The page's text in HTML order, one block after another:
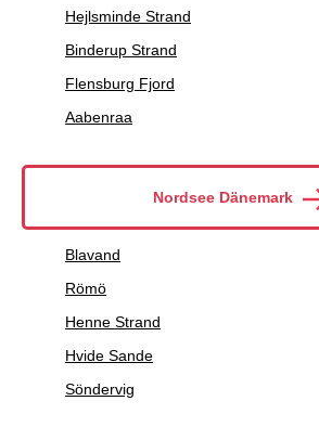
Hejlsminde Strand
Binderup Strand
Flensburg Fjord
Aabenraa
Nordsee Dänemark
Blavand
Römö
Henne Strand
Hvide Sande
Söndervig